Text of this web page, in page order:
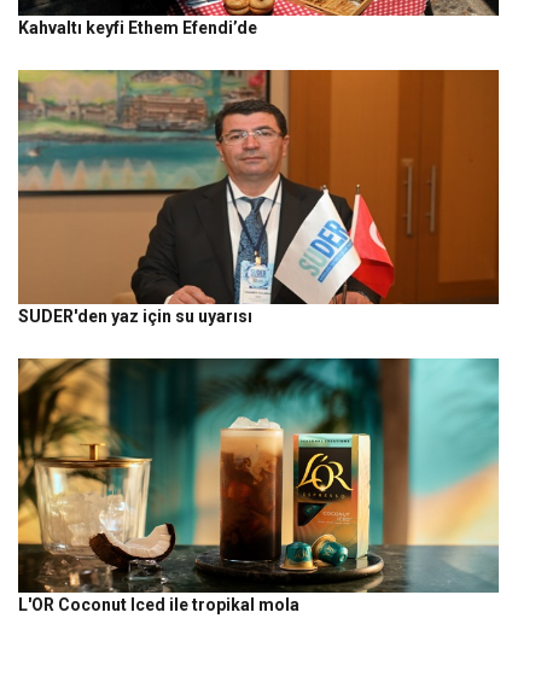
Kahvaltı keyfi Ethem Efendi’de
SUDER'den yaz için su uyarısı
L'OR Coconut Iced ile tropikal mola